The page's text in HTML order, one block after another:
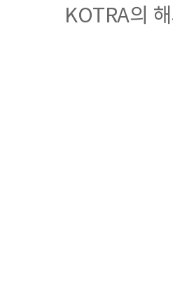
KOTRA의